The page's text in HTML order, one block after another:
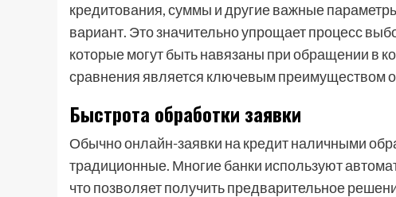
кредитования, суммы и другие важные
вариант. Это значительно упрощает процесс
которые могут быть навязаны при обращении в
сравнения является ключевым преимуществом
Быстрота обработки заявки
Обычно онлайн-заявки на кредит наличными
традиционные. Многие банки используют
что позволяет получить предварительное